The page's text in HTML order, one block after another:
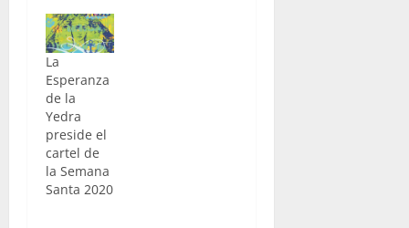
La
Esperanza
de la
Yedra
preside el
cartel de
la Semana
Santa 2020